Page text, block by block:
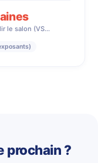
le salon (VS…
prochain ?